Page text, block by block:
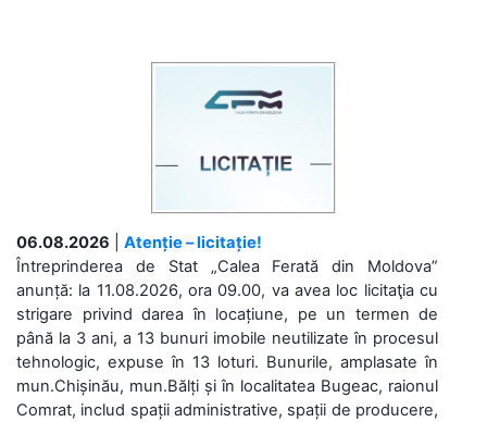
06.08.2026
Atenție – licitație!
Întreprinderea de Stat „Calea Ferată din Moldova”
anunță: la 11.08.2026, ora 09.00, va avea loc licitaţia cu
strigare privind darea în locațiune, pe un termen de
până la 3 ani, a 13 bunuri imobile neutilizate în procesul
tehnologic, expuse în 13 loturi. Bunurile, amplasate în
mun.Chișinău, mun.Bălți și în localitatea Bugeac, raionul
Comrat, includ spații administrative, spații de producere,